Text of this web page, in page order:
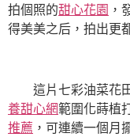
拍個照的甜心花園 ，
得美美之后，拍出更
這片七彩油菜花
養甜心網範圍化蒔植
推薦 ，可連續一個月